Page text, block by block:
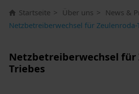
Startseite Über uns
News &
Netzbetreiberwechsel für Zeulenroda-
Netzbetreiberwechsel für
Triebes